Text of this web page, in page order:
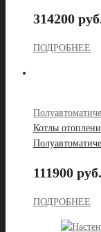
314200
ПОДРОБНЕЕ
Котлы
111900 руб.
ПОДРОБНЕЕ